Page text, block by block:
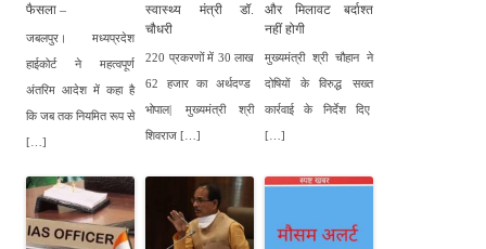
फैसला –
जबलपुर। मध्यप्रदेश
हाईकोर्ट ने महत्वपूर्ण
अंतरिम आदेश में कहा है
कि जब तक नियमित रूप से
[…]
स्वास्थ्य मंत्री डॉ.
चौधरी
220 प्रकरणों में 30 लाख
62 हजार का अर्थदण्ड
भोपाल| मुख्यमंत्री श्री
शिवराज […]
और मिलावट बर्दाश्त
नहीं होगी
मुख्यमंत्री श्री चौहान ने
दोषियों के विरुद्ध सख्त
कार्रवाई के निर्देश दिए
[…]